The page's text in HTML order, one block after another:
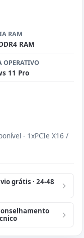
RAM
RAM
OPERATIVO
11 Pro
- 1xPCIe X16 /
grátis · 24-48